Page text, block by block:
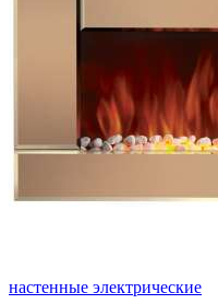
настенные электрические